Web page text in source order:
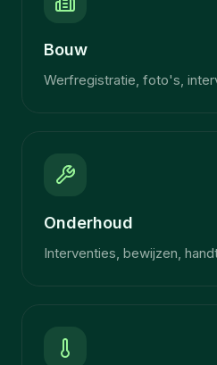
Bouw
Werfregistratie, foto's,
Onderhoud
Interventies, bewijzen,